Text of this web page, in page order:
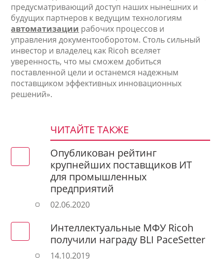
предусматривающий доступ наших нынешних и
будущих партнеров к ведущим технологиям
автоматизации рабочих процессов и
управления документооборотом. Столь сильный
инвестор и владелец как Ricoh вселяет
уверенность, что мы сможем добиться
поставленной цели и останемся надежным
поставщиком эффективных инновационных
решений».
ЧИТАЙТЕ ТАКЖЕ
Опубликован рейтинг
крупнейших поставщиков ИТ
для промышленных
предприятий
02.06.2020
Интеллектуальные МФУ Ricoh
получили награду BLI PaceSetter
14.10.2019